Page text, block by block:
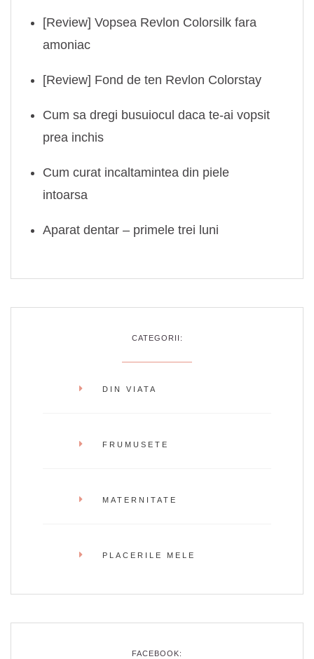
[Review] Vopsea Revlon Colorsilk fara
amoniac
[Review] Fond de ten Revlon Colorstay
Cum sa dregi busuiocul daca te-ai vopsit
prea inchis
Cum curat incaltamintea din piele
intoarsa
Aparat dentar – primele trei luni
CATEGORII:
DIN VIATA
FRUMUSETE
MATERNITATE
PLACERILE MELE
FACEBOOK: